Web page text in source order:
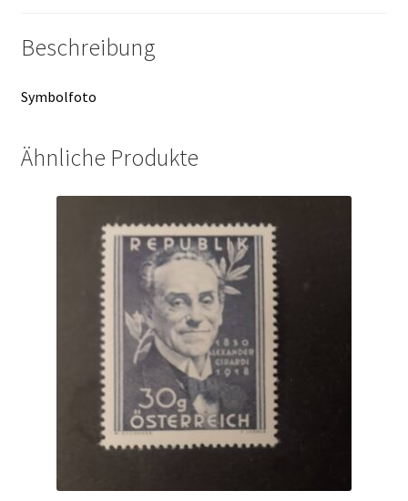
Menge
Beschreibung
Symbolfoto
Ähnliche Produkte